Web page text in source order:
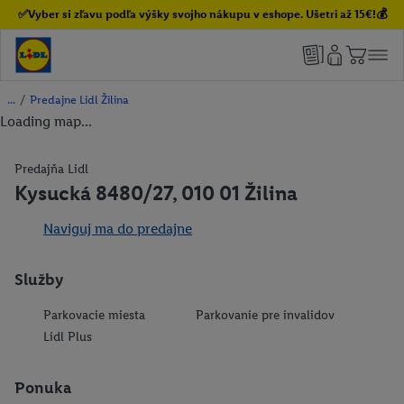
✅Vyber si zľavu podľa výšky svojho nákupu v eshope. Ušetri až 15€!💰
/ Predajne Lidl Žilina
Loading map...
Predajňa Lidl
Kysucká 8480/27, 010 01 Žilina
Naviguj ma do predajne
Služby
Parkovacie miesta
Parkovanie pre invalidov
Lidl Plus
Ponuka